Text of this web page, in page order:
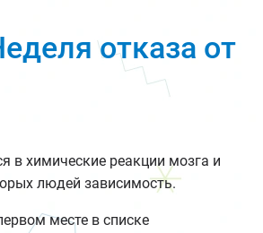
отказа от
в химические реакции мозга и
людей зависимость.
месте в списке